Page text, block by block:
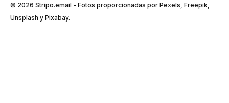
© 2026 Stripо.email - Fotos proporcionadas por Pexels, Freepik,
Unsplash y Pixabay.